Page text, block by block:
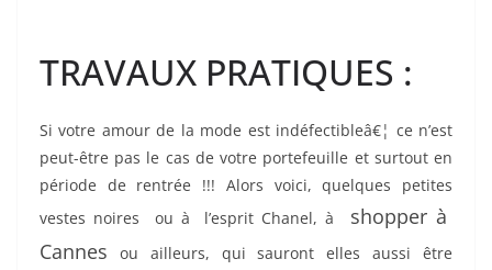
TRAVAUX PRATIQUES :
Si votre amour de la mode est indéfectibleâ€¦ ce n’est
peut-être pas le cas de votre portefeuille et surtout en
période de rentrée !!! Alors voici, quelques petites
vestes noires ou à l’esprit Chanel, à
shopper à
Cannes ou ailleurs, qui sauront elles aussi être